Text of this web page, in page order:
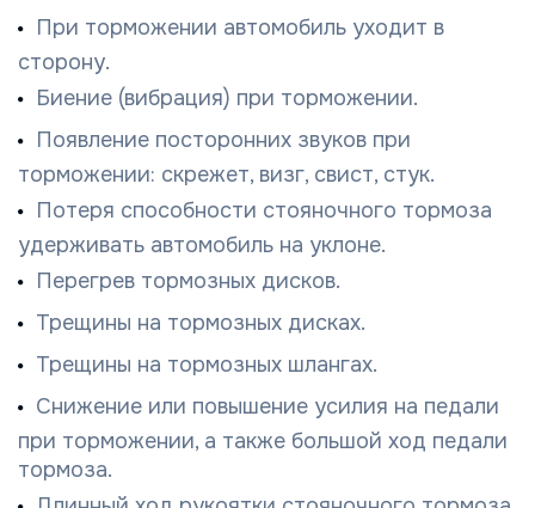
При торможении автомобиль уходит в
сторону.
Биение (вибрация) при торможении.
Появление посторонних звуков при
торможении: скрежет, визг, свист, стук.
Потеря способности стояночного тормоза
удерживать автомобиль на уклоне.
Перегрев тормозных дисков.
Трещины на тормозных дисках.
Трещины на тормозных шлангах.
Снижение или повышение усилия на педали
при торможении, а также большой ход педали
тормоза.